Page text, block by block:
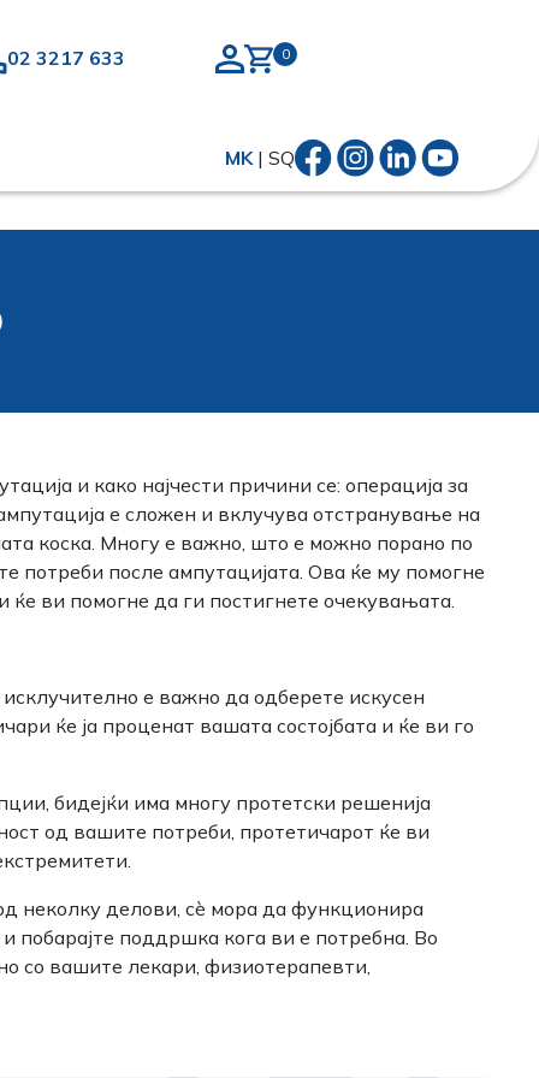
02 3217 633
MK| SQ
и како најчести причини се: операција за
е сложен и вклучува отстранување на
коска. Многу е важно, што е можно порано по
потреби после ампутацијата. Ова ќе му помогне
ви помогне да ги постигнете очекувањата.
е важно да одберете искусен
ќе ја проценат вашата состојбата и ќе ви го
бидејќи има многу протетски решенија
од вашите потреби, протетичарот ќе ви
неколку делови, сè мора да функционира
побарајте поддршка кога ви е потребна. Во
со вашите лекари, физиотерапевти,